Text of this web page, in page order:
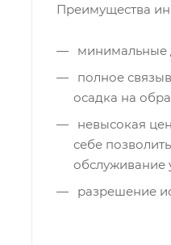
Преимущества
минимальные
полное
осадка на
невысокая
себе
обслуживание
разрешение